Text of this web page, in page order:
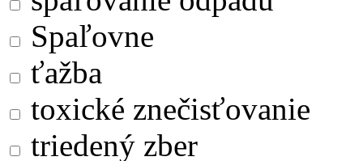
Spaľovne
ťažba
toxické znečisťovanie
triedený zber